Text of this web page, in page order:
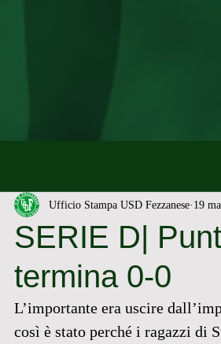
SERIE D|
termina 0-0
Ufficio Stampa USD Fezzanese 19
L’importante era uscire
così è stato perché i ragazzi di